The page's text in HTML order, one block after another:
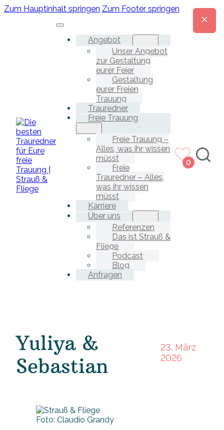
Zum Hauptinhalt springen Zum Footer springen
Angebot
Unser Angebot
zur Gestaltung
eurer Feier
Gestaltung
eurer Freien
Trauung
Trauredner
Freie Trauung
Freie Trauung –
Alles, was ihr wissen
müsst
Freie
Trauredner – Alles,
was ihr wissen
müsst
Karriere
Über uns
Referenzen
Das ist Strauß &
Fliege
Podcast
Blog
Anfragen
0
Yuliya &
Sebastian
23. März
2026
Foto: Claudio Grandy